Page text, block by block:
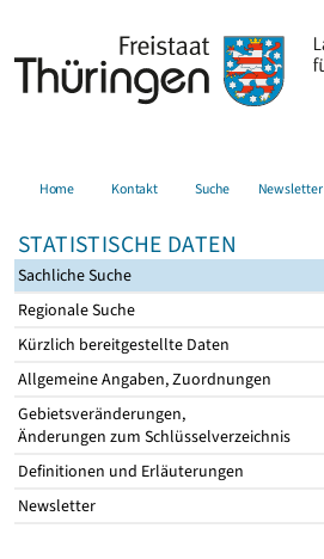
Home Kontakt Suche Newsletter
STATISTISCHE DATEN
Sachliche Suche
Regionale Suche
Kürzlich bereitgestellte Daten
Allgemeine Angaben, Zuordnungen
Gebietsveränderungen,
Änderungen zum Schlüsselverzeichnis
Definitionen und Erläuterungen
Newsletter